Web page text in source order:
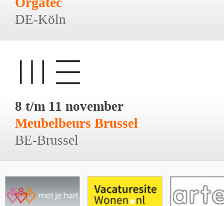
DE-Köln
8 t/m 11 november
Meubelbeurs Brussel
BE-Brussel